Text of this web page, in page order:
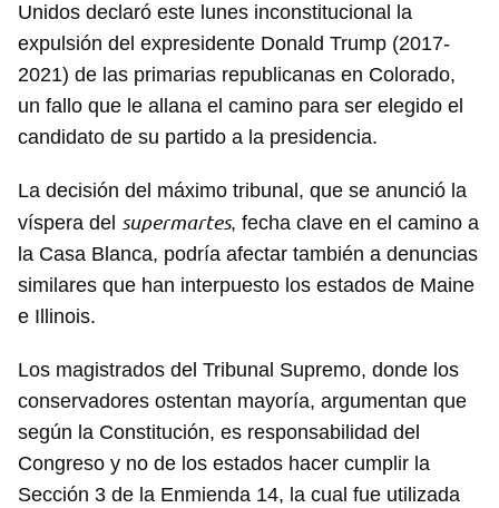
Unidos declaró este lunes inconstitucional la
expulsión del expresidente Donald Trump (2017-
2021) de las primarias republicanas en Colorado,
un fallo que le allana el camino para ser elegido el
candidato de su partido a la presidencia.
La decisión del máximo tribunal, que se anunció la
víspera del supermartes, fecha clave en el camino a
la Casa Blanca, podría afectar también a denuncias
similares que han interpuesto los estados de Maine
e Illinois.
Los magistrados del Tribunal Supremo, donde los
conservadores ostentan mayoría, argumentan que
según la Constitución, es responsabilidad del
Congreso y no de los estados hacer cumplir la
Sección 3 de la Enmienda 14, la cual fue utilizada